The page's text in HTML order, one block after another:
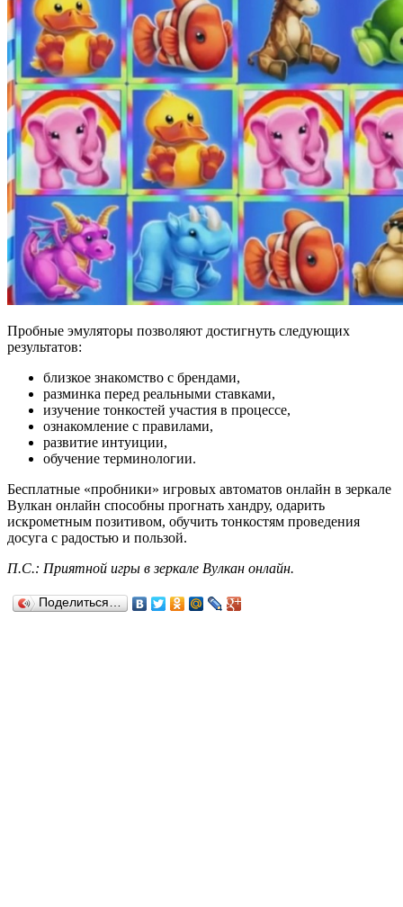
Пробные эмуляторы позволяют достигнуть следующих
результатов:
близкое знакомство с брендами,
разминка перед реальными ставками,
изучение тонкостей участия в процессе,
ознакомление с правилами,
развитие интуиции,
обучение терминологии.
Бесплатные «пробники» игровых автоматов онлайн в зеркале
Вулкан онлайн способны прогнать хандру, одарить
искрометным позитивом, обучить тонкостям проведения
досуга с радостью и пользой.
П.С.: Приятной игры в зеркале Вулкан онлайн.
Поделиться…